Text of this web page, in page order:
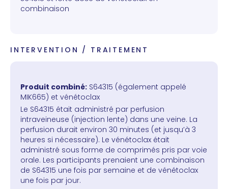
combinaison
INTERVENTION / TRAITEMENT
Produit combiné: S64315 (également appelé
MIK665) et vénétoclax
Le S64315 était administré par perfusion
intraveineuse (injection lente) dans une veine. La
perfusion durait environ 30 minutes (et jusqu’à 3
heures si nécessaire). Le vénétoclax était
administré sous forme de comprimés pris par voie
orale. Les participants prenaient une combinaison
de S64315 une fois par semaine et de vénétoclax
une fois par jour.